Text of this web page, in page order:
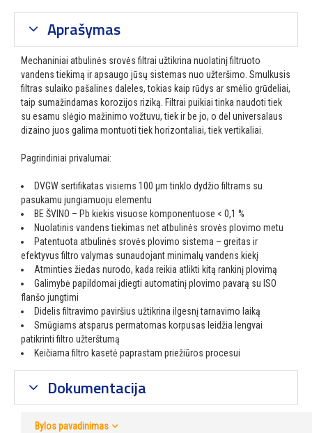
Aprašymas
Mechaniniai atbulinės srovės filtrai užtikrina nuolatinį filtruoto
vandens tiekimą ir apsaugo jūsų sistemas nuo užteršimo. Smulkusis
filtras sulaiko pašalines daleles, tokias kaip rūdys ar smėlio grūdeliai,
taip sumažindamas korozijos riziką. Filtrai puikiai tinka naudoti tiek
su esamu slėgio mažinimo vožtuvu, tiek ir be jo, o dėl universalaus
dizaino juos galima montuoti tiek horizontaliai, tiek vertikaliai.
Pagrindiniai privalumai:
DVGW sertifikatas visiems 100 μm tinklo dydžio filtrams su
pasukamu jungiamuoju elementu
BE ŠVINO – Pb kiekis visuose komponentuose < 0,1 %
Nuolatinis vandens tiekimas net atbulinės srovės plovimo metu
Patentuota atbulinės srovės plovimo sistema – greitas ir
efektyvus filtro valymas sunaudojant minimalų vandens kiekį
Atminties žiedas nurodo, kada reikia atlikti kitą rankinį plovimą
Galimybė papildomai įdiegti automatinį plovimo pavarą su ISO
flanšo jungtimi
Didelis filtravimo paviršius užtikrina ilgesnį tarnavimo laiką
Smūgiams atsparus permatomas korpusas leidžia lengvai
patikrinti filtro užterštumą
Keičiama filtro kasetė paprastam priežiūros procesui
Dokumentacija
Bylos pavadinimas